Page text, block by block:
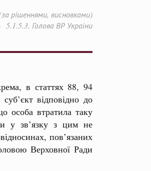
рішеннями, висновками)
5.1.5.3. Голова ВР України
в статтях 88, 94
відповідно до
особа втратила таку
у зв’язку з цим не
пов’язаних
Верховної Ради